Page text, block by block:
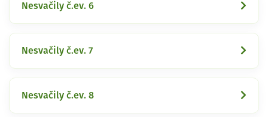
Nesvačily č.ev. 6
Nesvačily č.ev. 7
Nesvačily č.ev. 8